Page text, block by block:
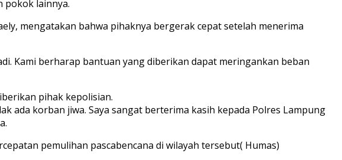
pokok lainnya.
mengatakan bahwa pihaknya bergerak cepat setelah menerima
Kami berharap bantuan yang diberikan dapat meringankan beban
pihak kepolisian.
ada korban jiwa. Saya sangat berterima kasih kepada Polres Lampung
pemulihan pascabencana di wilayah tersebut( Humas)